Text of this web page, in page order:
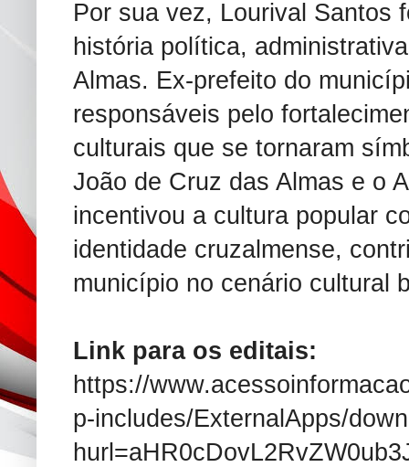
Por sua vez, Lourival Santos
história política,
Almas. Ex-prefeito do
responsáveis pelo
culturais que se tornaram
João de Cruz das Almas e o
incentivou a cultura popular
identidade cruzalmense,
município no cenário cultural
Link para os editais:
https://
p-includes/ExternalApps/